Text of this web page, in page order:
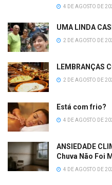
4 DE AGOSTO DE
UMA LINDA
2 DE AGOSTO DE
LEMBRANÇAS
2 DE AGOSTO DE
Está com frio?
4 DE AGOSTO DE
ANSIEDADE
Chuva Não Foi
4 DE AGOSTO DE